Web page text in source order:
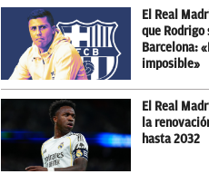
El Real
que Rodrigo
Barcelona:
imposible»
El Real
la
hasta 2032